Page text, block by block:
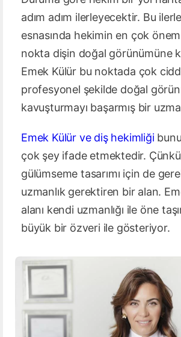
adım adım ilerleyecektir. Bu
esnasında hekimin en çok
nokta dişin doğal görünümüne
Emek Külür bu noktada çok
profesyonel şekilde doğal
kavuşturmayı başarmış bir
Emek Külür ve diş hekimliği
çok şey ifade etmektedir. Çünkü
gülümseme tasarımı için de
uzmanlık gerektiren bir alan.
alanı kendi uzmanlığı ile öne
büyük bir özveri ile gösteriyor.